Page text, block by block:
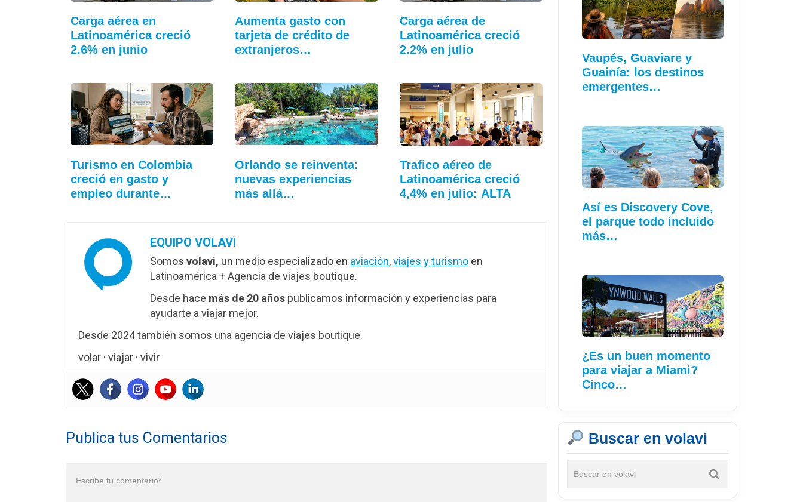
Carga aérea en
Latinoamérica creció
2.6% en junio
Aumenta gasto con
tarjeta de crédito de
extranjeros…
Carga aérea de
Latinoamérica creció
2.2% en julio
Turismo en Colombia
creció en gasto y
empleo durante…
Orlando se reinventa:
nuevas experiencias
más allá…
Trafico aéreo de
Latinoamérica creció
4,4% en julio: ALTA
EQUIPO VOLAVI
Somos volavi, un medio especializado en aviación,viajes y turismo en
Latinoamérica + Agencia de viajes boutique.
Desde hace más de 20 años publicamos información y experiencias para
ayudarte a viajar mejor.
Desde 2024 también somos una agencia de viajes boutique.
volar · viajar · vivir
Publica tus Comentarios
Vaupés, Guaviare y
Guainía: los destinos
emergentes…
Así es Discovery Cove,
el parque todo incluido
más…
¿Es un buen momento
para viajar a Miami?
Cinco…
Buscar en volavi